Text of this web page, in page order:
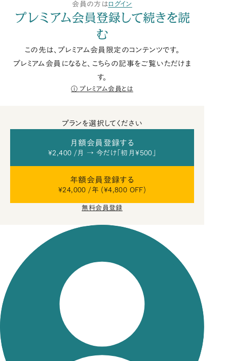
会員の方はログイン
プレミアム会員登録して続きを読
む
この先は、プレミアム会員限定のコンテンツです。
プレミアム会員になると、こちらの記事をご覧いただけま
す。
プレミアム会員とは
プランを選択してください
月額会員登録する
¥2,400 /月 → 今だけ「初月¥500」
年額会員登録する
¥24,000 /年 (¥4,800 OFF)
無料会員登録